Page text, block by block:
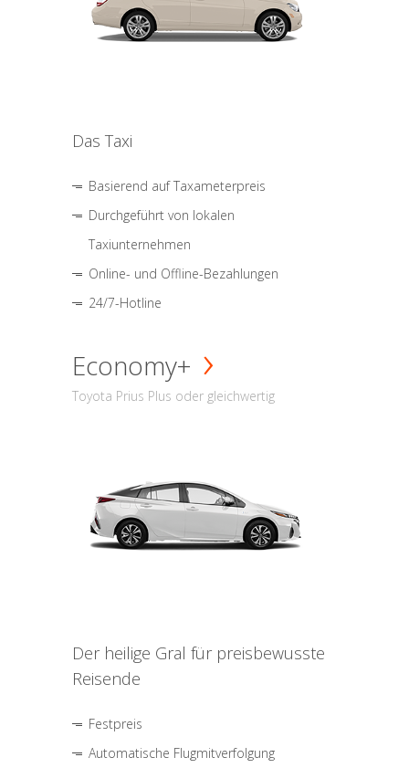
Das Taxi
Basierend auf Taxameterpreis
Durchgeführt von lokalen
Taxiunternehmen
Online- und Offline-Bezahlungen
24/7-Hotline
Economy+
Toyota Prius Plus oder gleichwertig
Der heilige Gral für preisbewusste
Reisende
Festpreis
Automatische Flugmitverfolgung